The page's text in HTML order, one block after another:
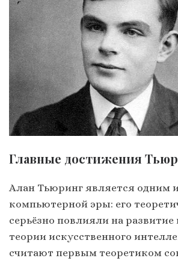
Главные достижения
Алан Тьюринг является одним
компьютерной эры: его
серьёзно повлияли на
теории искусственного
считают первым теоретиком